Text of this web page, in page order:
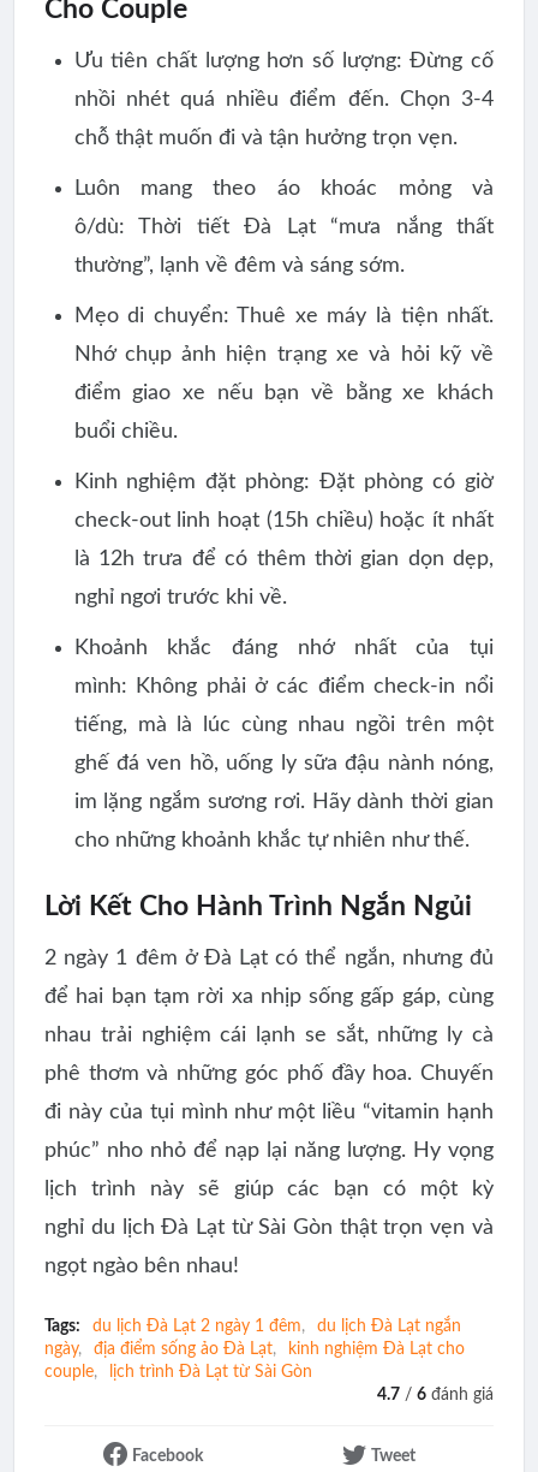
Cho Couple
Ưu tiên chất lượng hơn số lượng: Đừng cố
nhồi nhét quá nhiều điểm đến. Chọn 3-4
chỗ thật muốn đi và tận hưởng trọn vẹn.
Luôn mang theo áo khoác mỏng và
ô/dù: Thời tiết Đà Lạt “mưa nắng thất
thường”, lạnh về đêm và sáng sớm.
Mẹo di chuyển: Thuê xe máy là tiện nhất.
Nhớ chụp ảnh hiện trạng xe và hỏi kỹ về
điểm giao xe nếu bạn về bằng xe khách
buổi chiều.
Kinh nghiệm đặt phòng: Đặt phòng có giờ
check-out linh hoạt (15h chiều) hoặc ít nhất
là 12h trưa để có thêm thời gian dọn dẹp,
nghỉ ngơi trước khi về.
Khoảnh khắc đáng nhớ nhất của tụi
mình: Không phải ở các điểm check-in nổi
tiếng, mà là lúc cùng nhau ngồi trên một
ghế đá ven hồ, uống ly sữa đậu nành nóng,
im lặng ngắm sương rơi. Hãy dành thời gian
cho những khoảnh khắc tự nhiên như thế.
Lời Kết Cho Hành Trình Ngắn Ngủi
2 ngày 1 đêm ở Đà Lạt có thể ngắn, nhưng đủ
để hai bạn tạm rời xa nhịp sống gấp gáp, cùng
nhau trải nghiệm cái lạnh se sắt, những ly cà
phê thơm và những góc phố đầy hoa. Chuyến
đi này của tụi mình như một liều “vitamin hạnh
phúc” nho nhỏ để nạp lại năng lượng. Hy vọng
lịch trình này sẽ giúp các bạn có một kỳ
nghỉ du lịch Đà Lạt từ Sài Gòn thật trọn vẹn và
ngọt ngào bên nhau!
Tags: du lịch Đà Lạt 2 ngày 1 đêm
du lịch Đà Lạt ngắn
ngày
địa điểm sống ảo Đà Lạt
kinh nghiệm Đà Lạt cho
couple
lịch trình Đà Lạt từ Sài Gòn
4.7 /6 đánh giá
Facebook Tweet